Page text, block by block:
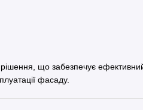
що забезпечує ефективний
фасаду.